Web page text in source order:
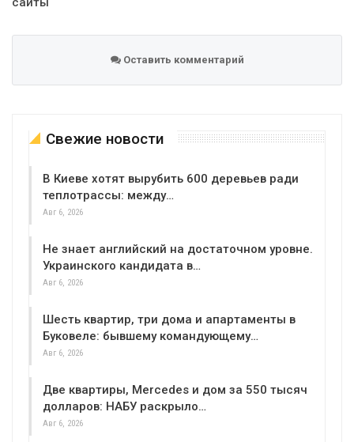
Оставить комментарий
Свежие новости
В Киеве хотят вырубить 600 деревьев ради
теплотрассы: между…
Авг 6, 2026
Не знает английский на достаточном уровне.
Украинского кандидата в…
Авг 6, 2026
Шесть квартир, три дома и апартаменты в
Буковеле: бывшему командующему…
Авг 6, 2026
Две квартиры, Mercedes и дом за 550 тысяч
долларов: НАБУ раскрыло…
Авг 6, 2026